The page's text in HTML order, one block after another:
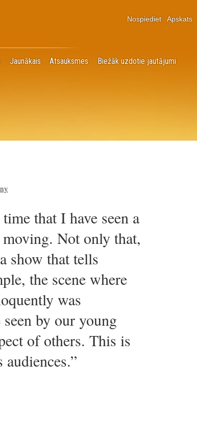
Jaunākais Atsauksmes Biežāk uzdotie jautājumi
Nospiediet Apskats
that I have seen a
moving. Not only that,
show that tells
the scene where
was
by our young
of others. This is